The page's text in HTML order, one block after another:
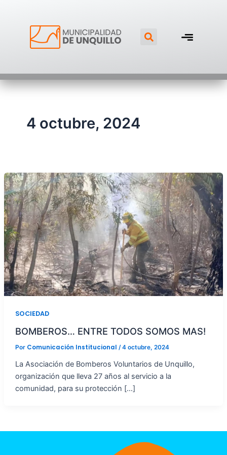
contenido
Search
4 octubre, 2024
SOCIEDAD
BOMBEROS… ENTRE TODOS SOMOS MAS!
Por Comunicación Institucional /4 octubre, 2024
La Asociación de Bomberos Voluntarios de Unquillo,
organización que lleva 27 años al servicio a la
comunidad, para su protección […]